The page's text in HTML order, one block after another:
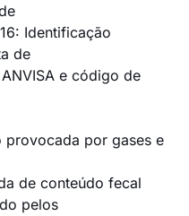
Identificação
de
e código de
provocada por gases e
de conteúdo fecal
pelos